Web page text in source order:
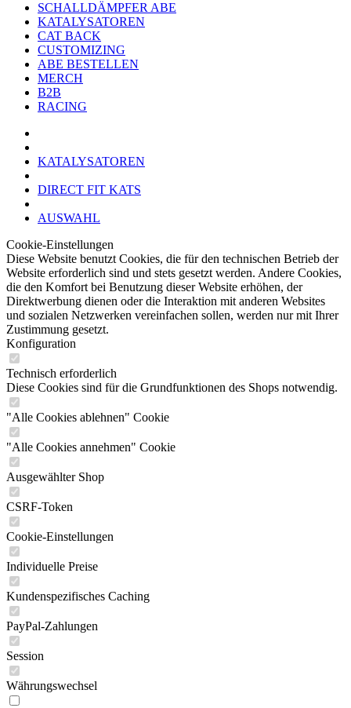
SCHALLDÄMPFER ABE
KATALYSATOREN
CAT BACK
CUSTOMIZING
ABE BESTELLEN
MERCH
B2B
RACING
KATALYSATOREN
DIRECT FIT KATS
AUSWAHL
Cookie-Einstellungen
Diese Website benutzt Cookies, die für den technischen Betrieb der
Website erforderlich sind und stets gesetzt werden. Andere Cookies,
die den Komfort bei Benutzung dieser Website erhöhen, der
Direktwerbung dienen oder die Interaktion mit anderen Websites
und sozialen Netzwerken vereinfachen sollen, werden nur mit Ihrer
Zustimmung gesetzt.
Konfiguration
Technisch erforderlich
Diese Cookies sind für die Grundfunktionen des Shops notwendig.
"Alle Cookies ablehnen" Cookie
"Alle Cookies annehmen" Cookie
Ausgewählter Shop
CSRF-Token
Cookie-Einstellungen
Individuelle Preise
Kundenspezifisches Caching
PayPal-Zahlungen
Session
Währungswechsel